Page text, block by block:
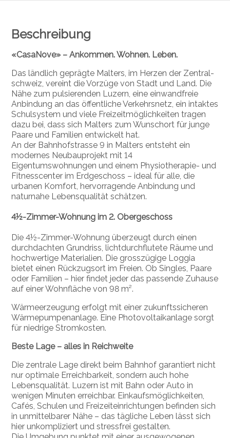
Beschreibung
«CasaNove» – Ankommen. Wohnen. Leben.
Das ländlich geprägte Malters, im Herzen der Zentral­
schweiz, vereint die Vorzüge von Stadt und Land. Die
Nähe zum pulsierenden Luzern, eine einwandfreie
Anbindung an das öffentliche Verkehrsnetz, ein intaktes
Schulsystem und viele Freizeitmöglichkeiten tragen
dazu bei, dass sich Malters zum Wunschort für junge
Paare und Familien entwickelt hat.
An der Bahnhofstrasse 9 in Malters entsteht ein
modernes Neubauprojekt mit 14
Eigentumswohnungen und einem Physiotherapie- und
Fitnesscenter im Erdgeschoss – ideal für alle, die
urbanen Komfort, hervorragende Anbindung und
naturnahe Lebensqualität schätzen.
4½-Zimmer-Wohnung im 2. Obergeschoss
Die 4½-Zimmer-Wohnung überzeugt durch einen
durchdachten Grundriss, lichtdurchflutete Räume und
hochwertige Materialien. Die grosszügige Loggia
bietet einen Rückzugsort im Freien. Ob Singles, Paare
oder Familien – hier findet jeder das passende Zuhause
auf einer Wohnfläche von 98 m².
Wärmeerzeugung erfolgt mit einer zukunftssicheren
Wärmepumpenanlage. Eine Photovoltaikanlage sorgt
für niedrige Stromkosten.
Beste Lage – alles in Reichweite
Die zentrale Lage direkt beim Bahnhof garantiert nicht
nur optimale Erreichbarkeit, sondern auch hohe
Lebensqualität. Luzern ist mit Bahn oder Auto in
wenigen Minuten erreichbar. Einkaufsmöglichkeiten,
Cafés, Schulen und Freizeiteinrichtungen befinden sich
in unmittelbarer Nähe – das tägliche Leben lässt sich
hier unkompliziert und stressfrei gestalten.